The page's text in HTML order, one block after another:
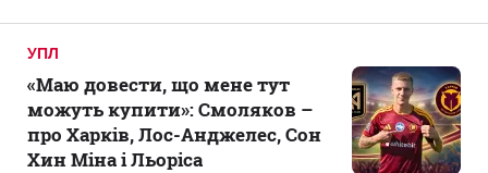
УПЛ
«Маю довести, що мене тут
можуть купити»: Смоляков –
про Харків, Лос-Анджелес, Сон
Хин Міна і Льоріса